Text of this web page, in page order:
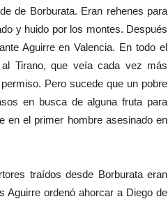
de Borburata. Eran rehenes para
y huido por los montes. Después
Aguirre en Valencia. En todo el
al Tirano, que veía cada vez más
Pero sucede que un pobre
en busca de alguna fruta para
en el primer hombre asesinado en
traídos desde Borburata eran
Aguirre ordenó ahorcar a Diego de